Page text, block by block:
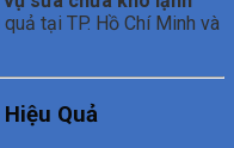
tại TP. Hồ Chí Minh và
Quả